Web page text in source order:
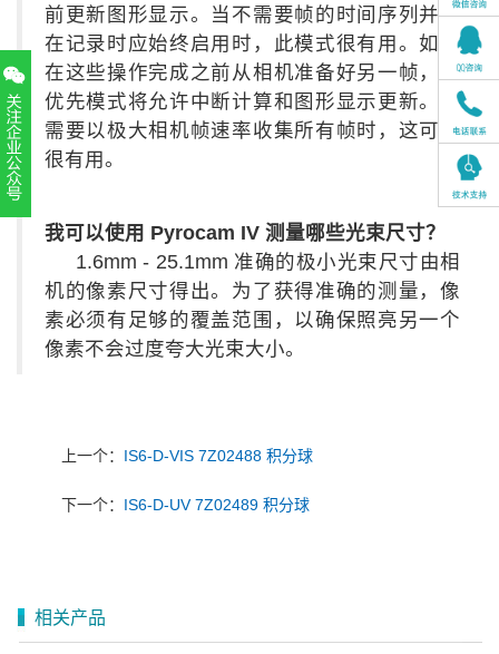
前更新图形显示。当不需要帧的时间序列并且
在记录时应始终启用时，此模式很有用。如果
在这些操作完成之前从相机准备好另一帧，帧
优先模式将允许中断计算和图形显示更新。当
需要以极大相机帧速率收集所有帧时，这可能
很有用。
我可以使用 Pyrocam IV 测量哪些光束尺寸？
1.6mm - 25.1mm 准确的极小光束尺寸由相
机的像素尺寸得出。为了获得准确的测量，像
素必须有足够的覆盖范围，以确保照亮另一个
像素不会过度夸大光束大小。
上一个： IS6-D-VIS 7Z02488 积分球
下一个： IS6-D-UV 7Z02489 积分球
相关产品
扫一扫，关注官方账号
010-52867771